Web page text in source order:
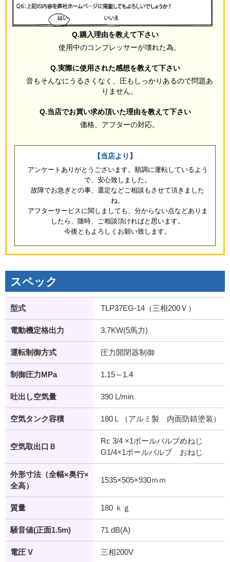
Q.購入理由を教えて下さい
使用中のコンプレッサーが壊れた為。
Q.実際に使用された感想を教えて下さい
音もそんなにうるさくなく、圧もしっかりあるので問題あ
りません。
Q.当店でお買い求め頂いた理由を教えて下さい
価格、アフターの対応。
【当店より】
アンケートありがとうございます。順調に運転しているよう
で、安心致しました。
故障でお急ぎとの事、選定などご相談もさせて頂きました
ね。
アフターサービスに関しましても、分からない点などありま
したら、随時、ご相談頂ければと思います。
今後ともよろしくお願い致します。
スペック
型式 TLP37EG-14（三相200Ｖ）
電動機定格出力 3.7KW(5馬力)
運転制御方式 圧力開閉器制御
制御圧力MPa 1.15～1.4
吐出し空気量 390 L/min
空気タンク容積 180Ｌ（アルミ製 内面防錆塗装）
空気取出口Ｂ
Rc 3/4 ×1ボールバルブめねじ
G1/4×1ボールバルブ おねじ
外形寸法（全幅×奥行×
全高）
1535×505×930ｍｍ
質量 180 ｋｇ
騒音値(正面1.5m) 71 dB(A)
電圧 V 三相200V